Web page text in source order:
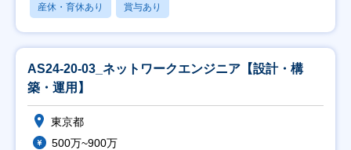
産休・育休あり 賞与あり
AS24-20-03_ネットワークエンジニア【設計・構
築・運用】
東京都
500万~900万